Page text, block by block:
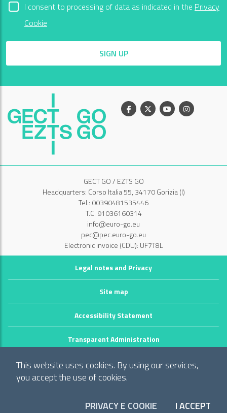
This website uses cookies. By using our services,
you accept the use of cookies.
PRIVACY E COOKIE I ACCEPT
I consent to processing of data as indicated in the Privacy
Cookie
SIGN UP
Facebook
X YoutubeInstagram
GECT GO / EZTS GO
Headquarters: Corso Italia 55, 34170 Gorizia (I)
Tel.: 00390481535446
T.C. 91036160314
info@euro-go.eu
pec@pec.euro-go.eu
Electronic invoice (CDU): UF7T8L
Legal notes and Privacy
Site map
Accessibility Statement
Transparent Administration
©2026 GECT GO / EZTS GO
Realizzato da infoFactory Web Agency.
"Territory of municipalities: Comune di Gorizia (I), Mestna občina Nova